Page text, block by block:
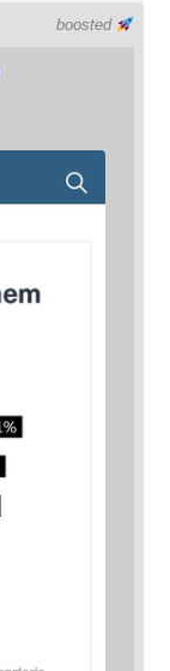
boosted